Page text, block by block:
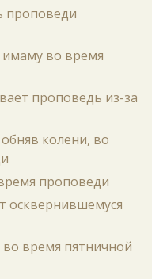
проповеди
имаму во время
проповедь из-за
колени, во
проповеди
осквернившемуся
время пятничной